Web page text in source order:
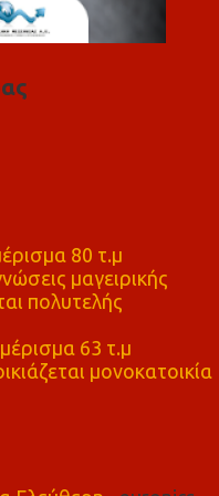
80 τ.μ
μαγειρικής
πολυτελής
63 τ.μ
μονοκατοικία